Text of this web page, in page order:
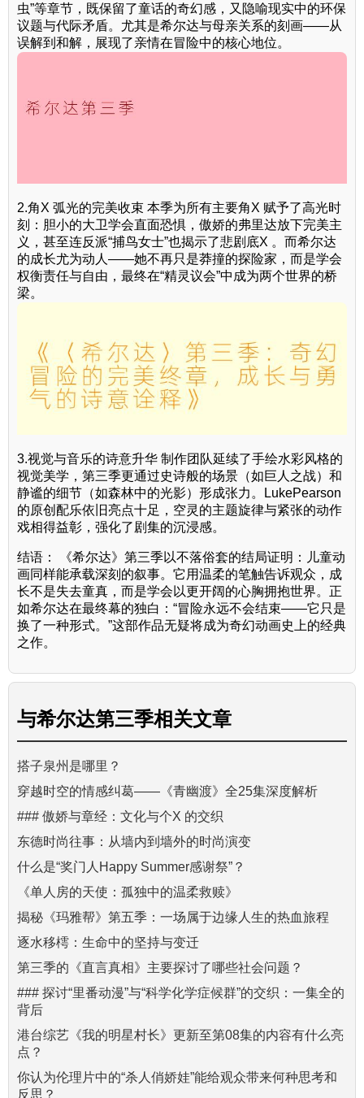
虫”等章节，既保留了童话的奇幻感，又隐喻现实中的环保
议题与代际矛盾。尤其是希尔达与母亲关系的刻画——从
误解到和解，展现了亲情在冒险中的核心地位。
2.角X 弧光的完美收束 本季为所有主要角X 赋予了高光时
刻：胆小的大卫学会直面恐惧，傲娇的弗里达放下完美主
义，甚至连反派“捕鸟女士”也揭示了悲剧底X 。而希尔达
的成长尤为动人——她不再只是莽撞的探险家，而是学会
权衡责任与自由，最终在“精灵议会”中成为两个世界的桥
梁。
3.视觉与音乐的诗意升华 制作团队延续了手绘水彩风格的
视觉美学，第三季更通过史诗般的场景（如巨人之战）和
静谧的细节（如森林中的光影）形成张力。LukePearson
的原创配乐依旧亮点十足，空灵的主题旋律与紧张的动作
戏相得益彰，强化了剧集的沉浸感。
结语： 《希尔达》第三季以不落俗套的结局证明：儿童动
画同样能承载深刻的叙事。它用温柔的笔触告诉观众，成
长不是失去童真，而是学会以更开阔的心胸拥抱世界。正
如希尔达在最终幕的独白：“冒险永远不会结束——它只是
换了一种形式。”这部作品无疑将成为奇幻动画史上的经典
之作。
与希尔达第三季相关文章
搭子泉州是哪里？
穿越时空的情感纠葛——《青幽渡》全25集深度解析
### 傲娇与章经：文化与个X 的交织
东德时尚往事：从墙内到墙外的时尚演变
什么是“奖门人Happy Summer感谢祭”？
《单人房的天使：孤独中的温柔救赎》
揭秘《玛雅帮》第五季：一场属于边缘人生的热血旅程
逐水移樗：生命中的坚持与变迁
第三季的《直言真相》主要探讨了哪些社会问题？
### 探讨“里番动漫”与“科学化学症候群”的交织：一集全的
背后
港台综艺《我的明星村长》更新至第08集的内容有什么亮
点？
你认为伦理片中的“杀人俏娇娃”能给观众带来何种思考和
反思？